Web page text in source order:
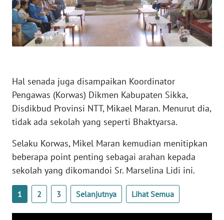
Hal senada juga disampaikan Koordinator
Pengawas (Korwas) Dikmen Kabupaten Sikka,
Disdikbud Provinsi NTT, Mikael Maran. Menurut dia,
tidak ada sekolah yang seperti Bhaktyarsa.
Selaku Korwas, Mikel Maran kemudian menitipkan
beberapa point penting sebagai arahan kepada
sekolah yang dikomandoi Sr. Marselina Lidi ini.
1 2 3 Selanjutnya Lihat Semua
BABEL
WN
SUMBAR
SUMSEL
WN
WN
LAMPUNG
JATENG